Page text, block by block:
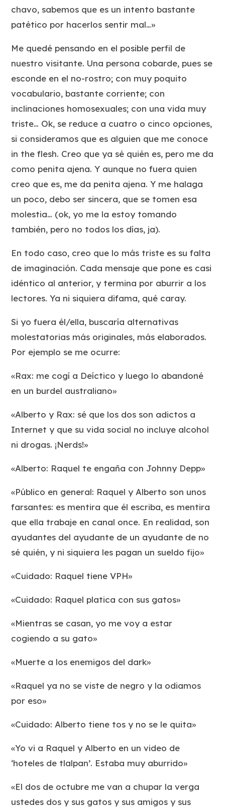
chavo, sabemos que es un intento bastante
patético por hacerlos sentir mal…»
Me quedé pensando en el posible perfil de
nuestro visitante. Una persona cobarde, pues se
esconde en el no-rostro; con muy poquito
vocabulario, bastante corriente; con
inclinaciones homosexuales; con una vida muy
triste… Ok, se reduce a cuatro o cinco opciones,
si consideramos que es alguien que me conoce
in the flesh. Creo que ya sé quién es, pero me da
como penita ajena. Y aunque no fuera quien
creo que es, me da penita ajena. Y me halaga
un poco, debo ser sincera, que se tomen esa
molestia… (ok, yo me la estoy tomando
también, pero no todos los días, ja).
En todo caso, creo que lo más triste es su falta
de imaginación. Cada mensaje que pone es casi
idéntico al anterior, y termina por aburrir a los
lectores. Ya ni siquiera difama, qué caray.
Si yo fuera él/ella, buscaría alternativas
molestatorias más originales, más elaborados.
Por ejemplo se me ocurre:
«Rax: me cogí a Deíctico y luego lo abandoné
en un burdel australiano»
«Alberto y Rax: sé que los dos son adictos a
Internet y que su vida social no incluye alcohol
ni drogas. ¡Nerds!»
«Alberto: Raquel te engaña con Johnny Depp»
«Público en general: Raquel y Alberto son unos
farsantes: es mentira que él escriba, es mentira
que ella trabaje en canal once. En realidad, son
ayudantes del ayudante de un ayudante de no
sé quién, y ni siquiera les pagan un sueldo fijo»
«Cuidado: Raquel tiene VPH»
«Cuidado: Raquel platica con sus gatos»
«Mientras se casan, yo me voy a estar
cogiendo a su gato»
«Muerte a los enemigos del dark»
«Raquel ya no se viste de negro y la odiamos
por eso»
«Cuidado: Alberto tiene tos y no se le quita»
«Yo vi a Raquel y Alberto en un video de
‘hoteles de tlalpan’. Estaba muy aburrido»
«El dos de octubre me van a chupar la verga
ustedes dos y sus gatos y sus amigos y sus